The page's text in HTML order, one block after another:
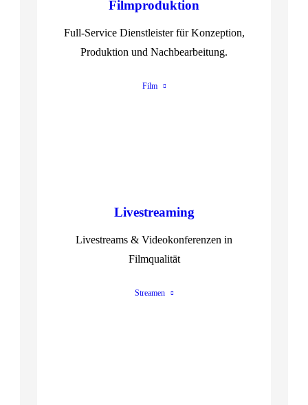
Filmproduktion
Full-Service Dienstleister für Konzeption,
Produktion und Nachbearbeitung.
Film
Livestreaming
Livestreams & Videokonferenzen in
Filmqualität
Streamen